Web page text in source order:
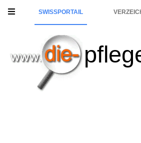
SWISSPORTAIL